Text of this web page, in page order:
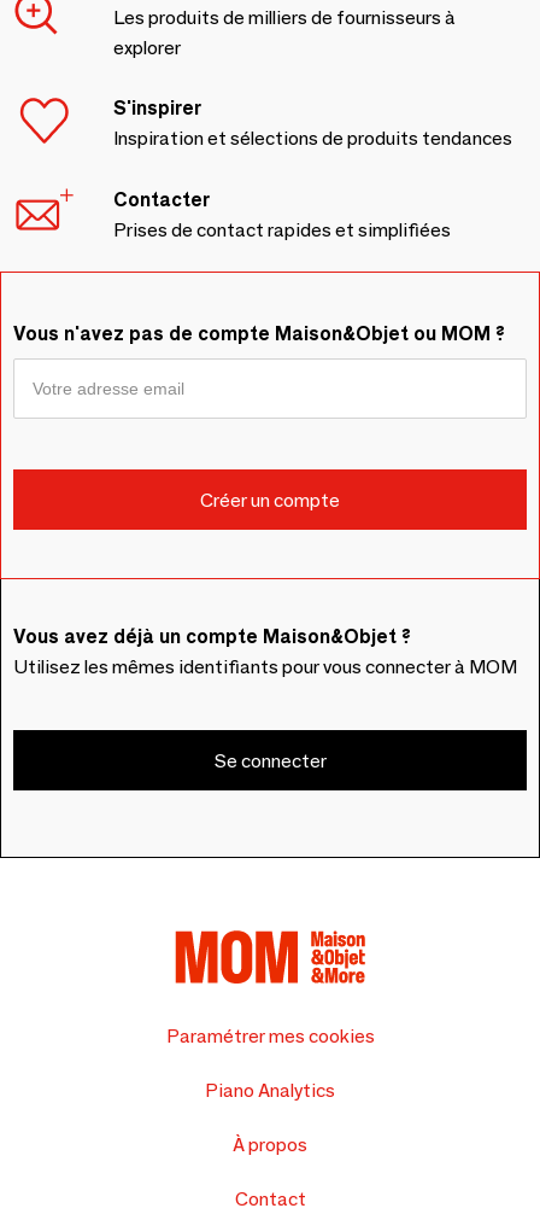
Les produits de milliers de fournisseurs à
explorer
S'inspirer
Inspiration et sélections de produits tendances
Contacter
Prises de contact rapides et simplifiées
Vous n'avez pas de compte Maison&Objet ou MOM ?
Vous avez déjà un compte Maison&Objet ?
Utilisez les mêmes identifiants pour vous connecter à MOM
Se connecter
Paramétrer mes cookies
Piano Analytics
À propos
Contact